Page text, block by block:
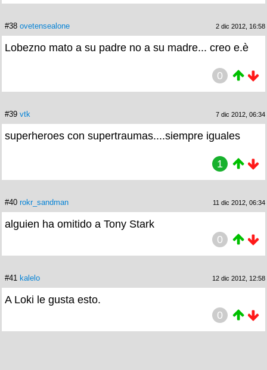
#38 ovetensealone 2 dic 2012, 16:58
Lobezno mato a su padre no a su madre... creo e.è
0
#39 vtk 7 dic 2012, 06:34
superheroes con supertraumas....siempre iguales
1
#40 rokr_sandman 11 dic 2012, 06:34
alguien ha omitido a Tony Stark
0
#41 kalelo 12 dic 2012, 12:58
A Loki le gusta esto.
0